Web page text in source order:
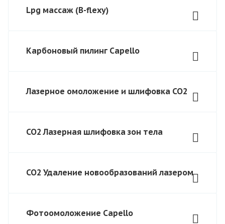
Lpg массаж (B-flexy)
Карбоновый пилинг Capello
Лазерное омоложение и шлифовка CO2
СО2 Лазерная шлифовка зон тела
СО2 Удаление новообразований лазером
Фотоомоложение Capello